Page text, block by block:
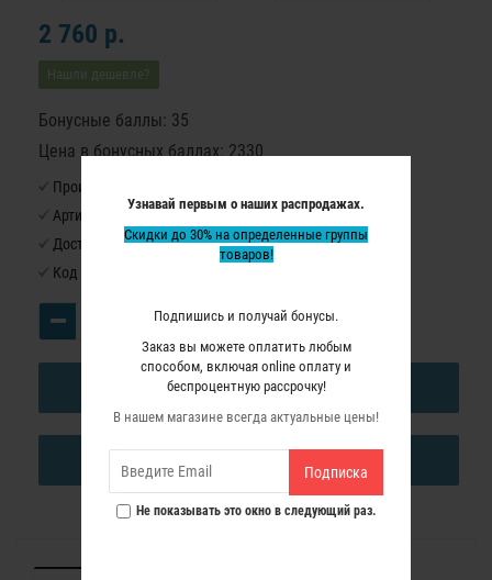
Узнавай первым о наших распродажах.
Скидки до 30% на определенные группы
товаров!
Подпишись и получай бонусы.
Заказ вы можете оплатить любым
способом, включая online оплату и
беспроцентную рассрочку!
В нашем магазине всегда актуальные цены!
Подписка
Не показывать это окно в следующий раз.
2 760 р.
Нашли дешевле?
Бонусные баллы: 35
Цена в бонусных баллах: 2330
Производитель:
Артикул:
Доступность:Нет в наличии
Код товара:
В КОРЗИНУ
КУПИТЬ В ОДИН КЛИК